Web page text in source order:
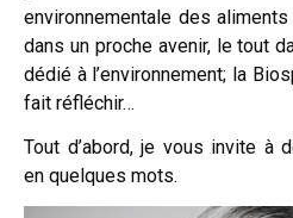
environnementale des
dans un proche avenir, le tout
dédié à l’environnement; la
fait réfléchir…
Tout d’abord, je vous invite à
en quelques mots.